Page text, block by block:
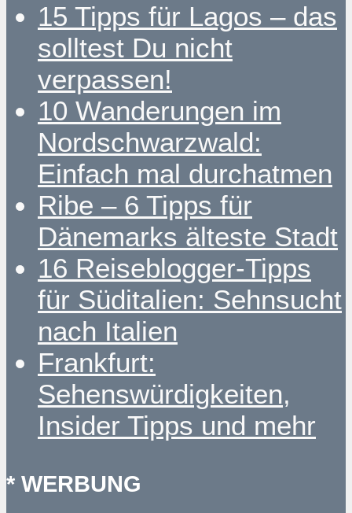
15 Tipps für Lagos – das
solltest Du nicht
verpassen!
10 Wanderungen im
Nordschwarzwald:
Einfach mal durchatmen
Ribe – 6 Tipps für
Dänemarks älteste Stadt
16 Reiseblogger-Tipps
für Süditalien: Sehnsucht
nach Italien
Frankfurt:
Sehenswürdigkeiten,
Insider Tipps und mehr
* WERBUNG